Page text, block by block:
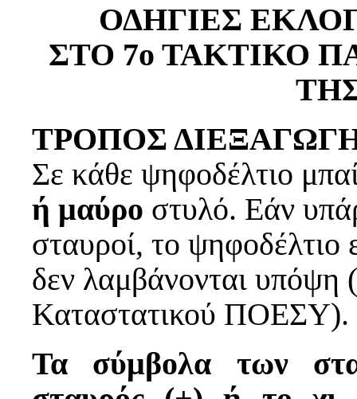
ΟΔΗΓΙΕΣ
ΣΤΟ 7ο ΤΑΚΤΙΚΟ
ΤΡΟΠΟΣ
Σε κάθε ψηφοδέλτιο
ή μαύρο στυλό. Εάν
σταυροί, το ψηφοδέλτιο
δεν λαμβάνονται
Καταστατικού ΠΟΕΣΥ).
Τα σύμβολα των